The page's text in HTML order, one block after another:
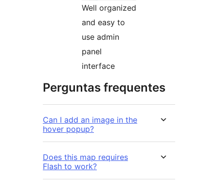
Well organized
and easy to
use admin
panel
interface
Perguntas frequentes
Can I add an image in the
hover popup?
Does this map requires
Flash to work?